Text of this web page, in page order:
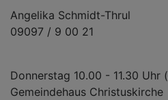
Angelika Schmidt-Thrul
09097 / 9 00 21
Donnerstag 10.00 - 11.30 Uhr
Gemeindehaus Christuskirche